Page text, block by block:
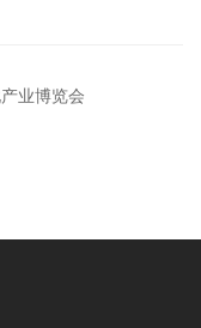
业博览会